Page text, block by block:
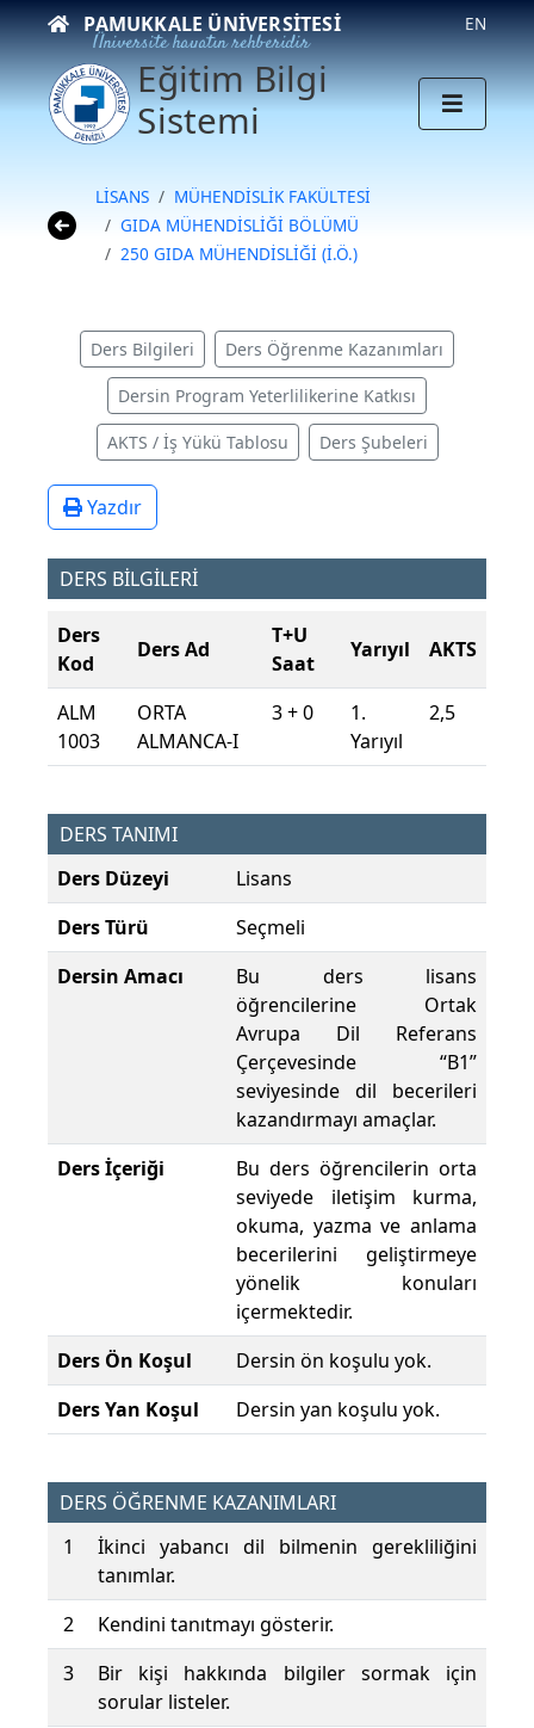
PAMUKKALE ÜNIVERSITESI
Üniversite hayatın rehberidir
EN
Eğitim Bilgi
Sistemi
LİSANS
MÜHENDİSLİK FAKÜLTESİ
GIDA MÜHENDİSLİĞİ BÖLÜMÜ
250 GIDA MÜHENDİSLİĞİ (İ.Ö.)
Ders Bilgileri Ders Öğrenme Kazanımları
Dersin Program Yeterlilikerine Katkısı
AKTS / İş Yükü Tablosu Ders Şubeleri
Yazdır
DERS BİLGİLERİ
Ders
Kod
Ders Ad
T+U
Saat
Yarıyıl AKTS
ALM
1003
ORTA
ALMANCA-I
3 + 0
1.
Yarıyıl
2,5
DERS TANIMI
Ders Düzeyi
Lisans
Ders Türü
Seçmeli
Dersin Amacı
Bu ders lisans
öğrencilerine Ortak
Avrupa Dil Referans
Çerçevesinde “B1”
seviyesinde dil becerileri
kazandırmayı amaçlar.
Ders İçeriği
Bu ders öğrencilerin orta
seviyede iletişim kurma,
okuma, yazma ve anlama
becerilerini geliştirmeye
yönelik konuları
içermektedir.
Ders Ön Koşul
Dersin ön koşulu yok.
Ders Yan Koşul
Dersin yan koşulu yok.
DERS ÖĞRENME KAZANIMLARI
1
İkinci yabancı dil bilmenin gerekliliğini
tanımlar.
2
Kendini tanıtmayı gösterir.
3
Bir kişi hakkında bilgiler sormak için
sorular listeler.